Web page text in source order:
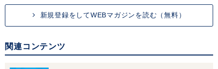
新規登録をしてWEBマガジンを読む（無料）
関連コンテンツ